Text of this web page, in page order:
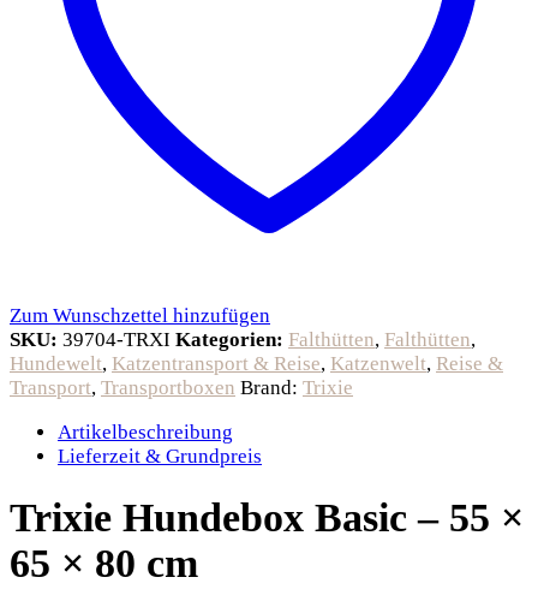
Zum Wunschzettel hinzufügen
SKU: 39704-TRXI Kategorien: Falthütten, Falthütten,
Hundewelt, Katzentransport & Reise, Katzenwelt, Reise &
Transport, Transportboxen Brand: Trixie
Artikelbeschreibung
Lieferzeit & Grundpreis
Trixie Hundebox Basic – 55 ×
65 × 80 cm